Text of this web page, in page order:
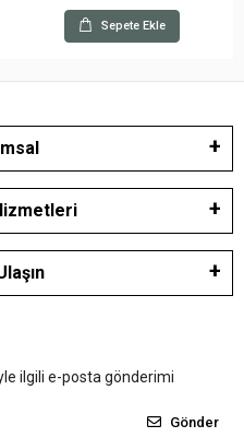
Sepete Ekle
ilgili e-posta gönderimi
Gönder